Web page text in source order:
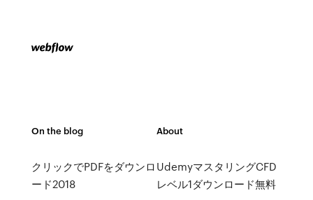
On the blog
クリックでPDFをダウンロ
ード2018
About
UdemyマスタリングCFD
レベル1ダウンロード無料